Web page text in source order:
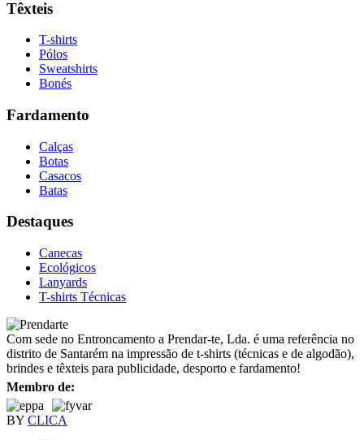
Têxteis
T-shirts
Pólos
Sweatshirts
Bonés
Fardamento
Calças
Botas
Casacos
Batas
Destaques
Canecas
Ecológicos
Lanyards
T-shirts Técnicas
Com sede no Entroncamento a Prendar-te, Lda. é uma referência no
distrito de Santarém na impressão de t-shirts (técnicas e de algodão),
brindes e têxteis para publicidade, desporto e fardamento!
Membro de:
BY CLICA